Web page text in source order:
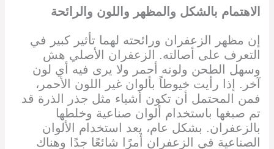
الاهتمام بالشكل والمظهر واللون والرائحة
إن مظهر الزعفران ورائحته لهما تأثير كبير في
التعرف على أصالته. الزعفران الأصلي هش
وسهل الطحن ولونه أحمر ولا يرى فيه أي لون
آخر. إذا رأيت خيوطاً بألوان غير اللون الأحمر،
فمن المحتمل أن تكون أشياء مثل جذر الذرة قد
تم صبغها باستخدام ألوان صناعية وخلطها
بالزعفران. بشكل عام، يعد استخدام الألوان
الصناعية في الزعفران أمرًا شائعًا جدًا وهناك